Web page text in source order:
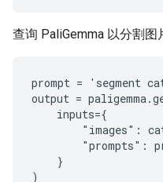
查询 PaliGemma 以分割图
prompt = 'segment
output =
    inputs={
"images":
"prompts":
    }